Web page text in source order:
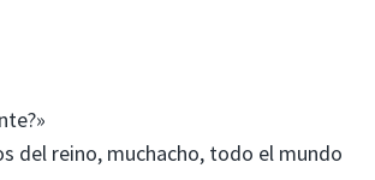
del reino, muchacho, todo el mundo